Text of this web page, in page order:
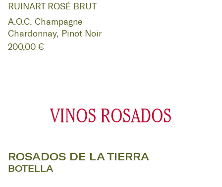
RUINART ROSÉ BRUT
A.O.C. Champagne
Chardonnay, Pinot Noir
200,00 €
VINOS ROSADOS
ROSADOS DE LA TIERRA
BOTELLA